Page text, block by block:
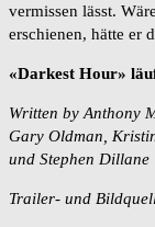
vermissen lässt.
erschienen, hätte er
«Darkest Hour»
Written by Anthony
Gary Oldman,
und Stephen Dillane
Trailer- und